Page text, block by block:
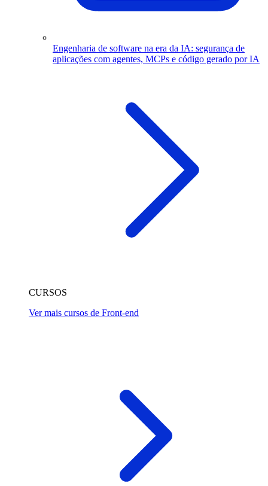
Engenharia de software na era da IA: segurança de
aplicações com agentes, MCPs e código gerado por IA
CURSOS
Ver mais cursos de Front-end